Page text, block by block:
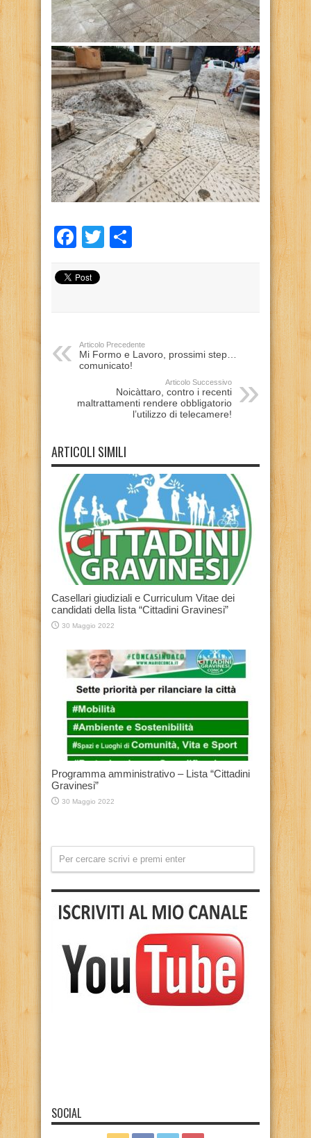
Facebook
Twitter
Articolo Precedente
Mi Formo e Lavoro, prossimi step…
comunicato!
Articolo Successivo
Noicàttaro, contro i recenti
maltrattamenti rendere obbligatorio
l’utilizzo di telecamere!
ARTICOLI SIMILI
Casellari giudiziali e Curriculum Vitae dei
candidati della lista “Cittadini Gravinesi”
30 Maggio 2022
Programma amministrativo – Lista “Cittadini
Gravinesi”
30 Maggio 2022
SOCIAL